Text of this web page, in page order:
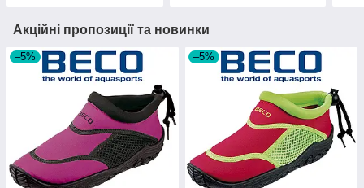
Акційні пропозиції та новинки
–5% –5%